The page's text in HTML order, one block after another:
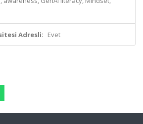
Adresli: Evet